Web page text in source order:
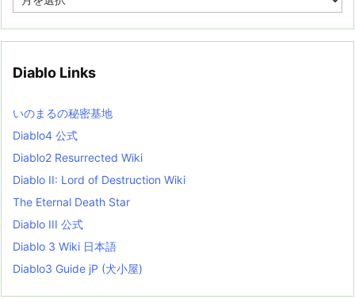
e
i
s
t
Diablo Links
いのまるの秘密基地
Diablo4 公式
Diablo2 Resurrected Wiki
Diablo II: Lord of Destruction Wiki
The Eternal Death Star
Diablo III 公式
Diablo 3 Wiki 日本語
Diablo3 Guide jP (犬小屋)